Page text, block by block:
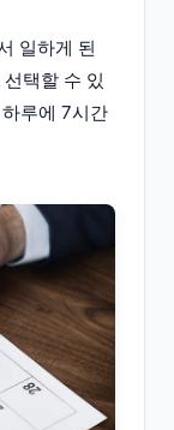
일하게 된
택할 수 있
루에 7시간